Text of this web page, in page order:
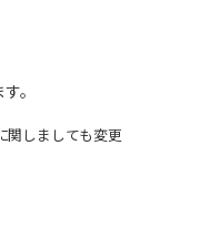
。
関しましても変更